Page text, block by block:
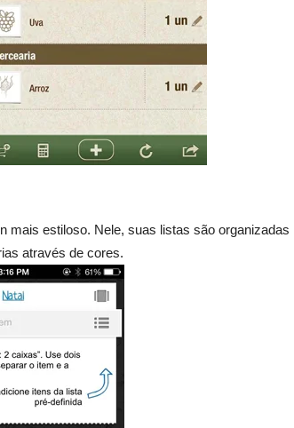
mais estiloso. Nele, suas listas são organizadas
através de cores.